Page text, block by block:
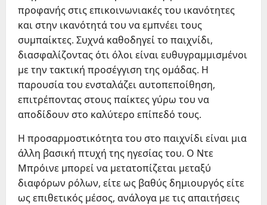
προφανής στις επικοινωνιακές του ικανότητες
και στην ικανότητά του να εμπνέει τους
συμπαίκτες. Συχνά καθοδηγεί το παιχνίδι,
διασφαλίζοντας ότι όλοι είναι ευθυγραμμισμένοι
με την τακτική προσέγγιση της ομάδας. Η
παρουσία του ενσταλάζει αυτοπεποίθηση,
επιτρέποντας στους παίκτες γύρω του να
αποδίδουν στο καλύτερο επίπεδό τους.
Η προσαρμοστικότητα του στο παιχνίδι είναι μια
άλλη βασική πτυχή της ηγεσίας του. Ο Ντε
Μπρόινε μπορεί να μετατοπίζεται μεταξύ
διαφόρων ρόλων, είτε ως βαθύς δημιουργός είτε
ως επιθετικός μέσος, ανάλογα με τις απαιτήσεις